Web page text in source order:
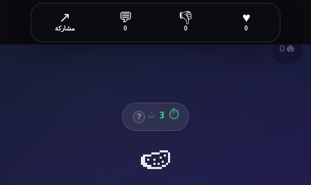
⏱
3 ث ?
🍉
🔥
0
♥
0
👎
0
💬
0
↗
مشاركة